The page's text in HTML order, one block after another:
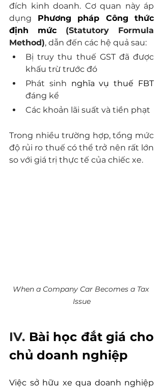
đích kinh doanh. Cơ quan này áp
dụng Phương pháp Công thức
định mức (Statutory Formula
Method), dẫn đến các hệ quả sau:
Bị truy thu thuế GST đã được
khấu trừ trước đó
Phát sinh nghĩa vụ thuế FBT
đáng kể
Các khoản lãi suất và tiền phạt
Trong nhiều trường hợp, tổng mức
độ rủi ro thuế có thể trở nên rất lớn
so với giá trị thực tế của chiếc xe.
When a Company Car Becomes a Tax
Issue
IV. Bài học đắt giá cho
chủ doanh nghiệp
Việc sở hữu xe qua doanh nghiệp